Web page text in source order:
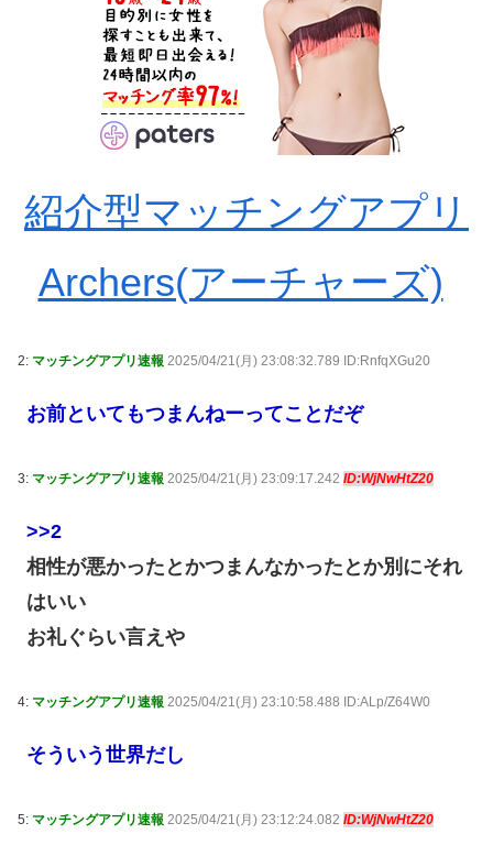
紹介型マッチングアプリ
Archers(アーチャーズ)
2: マッチングアプリ速報 2025/04/21(月) 23:08:32.789 ID:RnfqXGu20
お前といてもつまんねーってことだぞ
3: マッチングアプリ速報 2025/04/21(月) 23:09:17.242 ID:WjNwHtZ20
>>2
相性が悪かったとかつまんなかったとか別にそれ
はいい
お礼ぐらい言えや
4: マッチングアプリ速報 2025/04/21(月) 23:10:58.488 ID:ALp/Z64W0
そういう世界だし
5: マッチングアプリ速報 2025/04/21(月) 23:12:24.082 ID:WjNwHtZ20